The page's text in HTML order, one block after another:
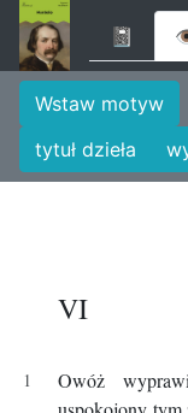
📓
Wstaw motyw
tytuł dzieła
VI
Owóż